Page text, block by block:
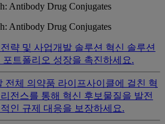
Antibody Drug Conjugates
Antibody Drug Conjugates
략 및 사업개발 솔루션 혁신 솔루션
포트폴리오 성장을 촉진하세요.
전체 의약품 라이프사이클에 걸친 혁
전스를 통해 혁신 후보물질을 발전
인 규제 대응을 보장하세요.